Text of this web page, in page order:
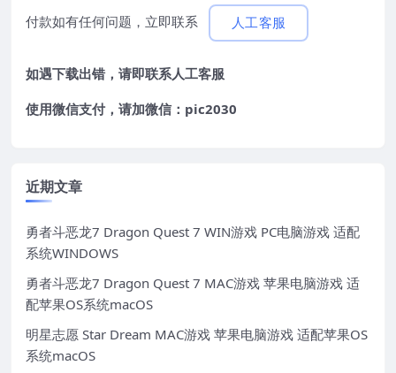
付款如有任何问题，立即联系 人工客服
如遇下载出错，请即联系人工客服
使用微信支付，请加微信：pic2030
近期文章
勇者斗恶龙7 Dragon Quest 7 WIN游戏 PC电脑游戏 适配
系统WINDOWS
勇者斗恶龙7 Dragon Quest 7 MAC游戏 苹果电脑游戏 适
配苹果OS系统macOS
明星志愿 Star Dream MAC游戏 苹果电脑游戏 适配苹果OS
系统macOS